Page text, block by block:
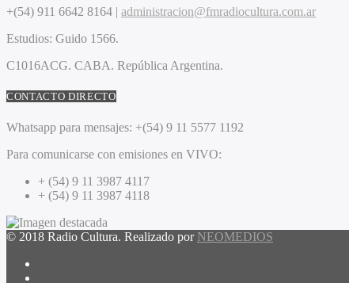
+(54) 911 6642 8164 | administracion@fmradiocultura.com.ar
Estudios: Guido 1566.
C1016ACG. CABA. República Argentina.
CONTACTO DIRECTO
Whatsapp para mensajes: +(54) 9 11 5577 1192
Para comunicarse con emisiones en VIVO:
+ (54) 9 11 3987 4117
+ (54) 9 11 3987 4118
© 2018 Radio Cultura. Realizado por NEOMEDIOS